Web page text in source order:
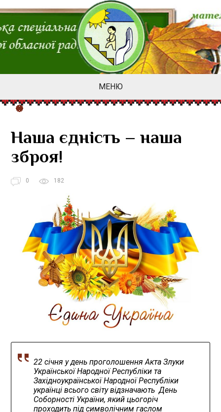
МЕНЮ
Наша єдність – наша
зброя!
0 182
22 січня у день проголошення Акта Злуки
Української Народної Республіки та
Західноукраїнської Народної Республіки
українці всього світу відзначають День
Соборності України, який цьогоріч
проходить під символічним гаслом